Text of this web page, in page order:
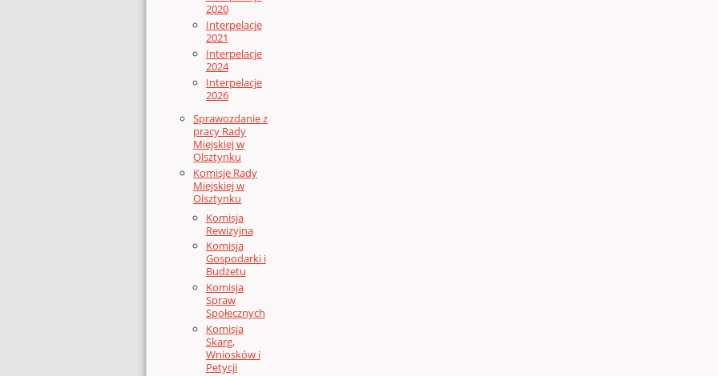
2020
Interpelacje
2021
Interpelacje
2024
Interpelacje
2026
Sprawozdanie z
pracy Rady
Miejskiej w
Olsztynku
Komisje Rady
Miejskiej w
Olsztynku
Komisja
Rewizyjna
Komisja
Gospodarki i
Budżetu
Komisja
Spraw
Społecznych
Komisja
Skarg,
Wniosków i
Petycji